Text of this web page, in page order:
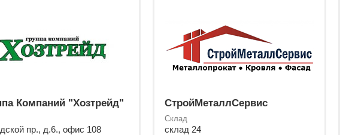
Компаний "Хозтрейд"
пр., д.6., офис 108
СтройМеталлСервис
Склад
склад 24